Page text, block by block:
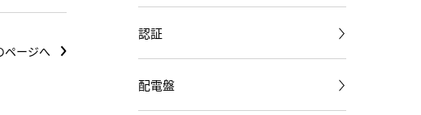
ページへ
認証
配電盤